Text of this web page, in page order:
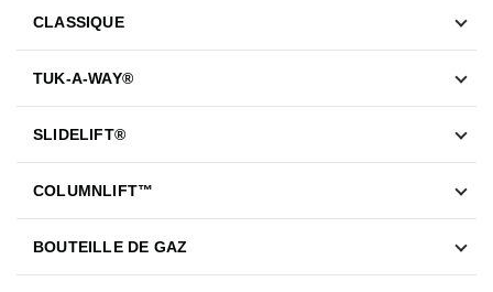
CLASSIQUE
TUK-A-WAY®
SLIDELIFT®
COLUMNLIFT™
BOUTEILLE DE GAZ